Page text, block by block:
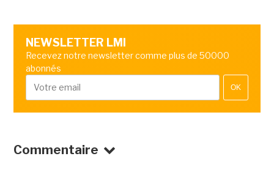
NEWSLETTER LMI
Recevez notre newsletter comme plus de 50000
abonnés
OK
Commentaire